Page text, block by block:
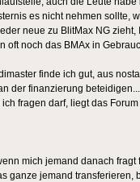
es nicht nehmen sollte,
neue zu BlitMax NG
oft noch das BMAx in
finde ich gut, aus
der finanzierung
fragen darf, liegt das
mich jemand danach
ganze jemand transferieren,